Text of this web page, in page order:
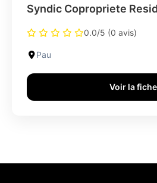
Syndic Copropriete
0.0/5 (0 avis)
Pau
Voir la fiche